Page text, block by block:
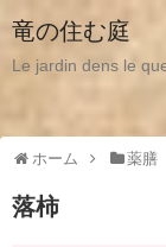
竜の住む庭
Le jardin dens le
ホーム 薬膳
落柿